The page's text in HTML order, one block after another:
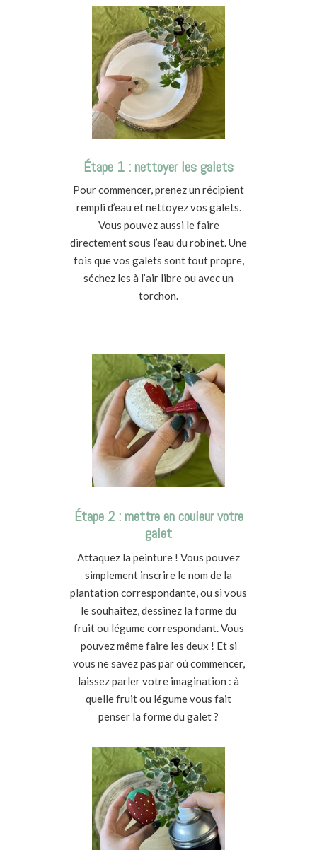
Étape 1 : nettoyer les galets
Pour commencer, prenez un récipient
rempli d’eau et nettoyez vos galets.
Vous pouvez aussi le faire
directement sous l’eau du robinet. Une
fois que vos galets sont tout propre,
séchez les à l’air libre ou avec un
torchon.
Étape 2 : mettre en couleur votre
galet
Attaquez la peinture ! Vous pouvez
simplement inscrire le nom de la
plantation correspondante, ou si vous
le souhaitez, dessinez la forme du
fruit ou légume correspondant. Vous
pouvez même faire les deux ! Et si
vous ne savez pas par où commencer,
laissez parler votre imagination : à
quelle fruit ou légume vous fait
penser la forme du galet ?